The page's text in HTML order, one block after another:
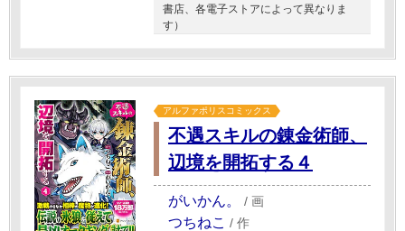
書店、各電子ストアによって異なりま
す）
アルファポリスコミックス
不遇スキルの錬金術師、
辺境を開拓する４
がいかん。 / 画
つちねこ / 作